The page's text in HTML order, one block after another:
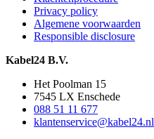
Privacy policy
Algemene voorwaarden
Responsible disclosure
Kabel24 B.V.
Het Poolman 15
7545 LX Enschede
088 51 11 677
klantenservice@kabel24.nl